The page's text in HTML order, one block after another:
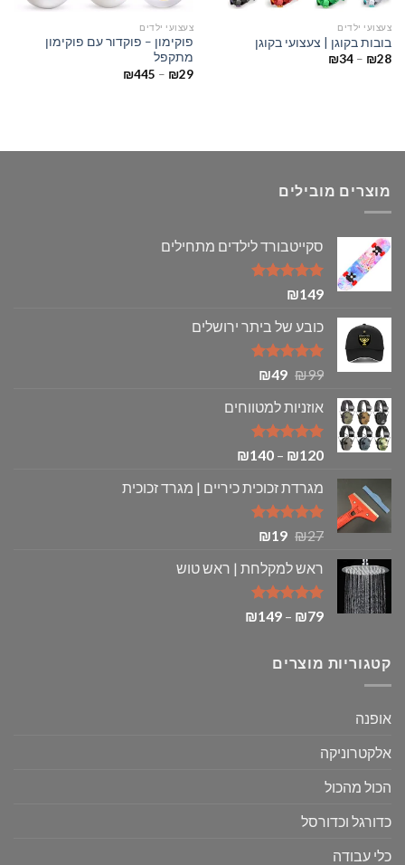
צעצועי ילדים
בובות בקוגן | צעצועי בקוגן
₪28
–
₪34
טווח
צעצועי ילדים
פוקימון – פוקדור עם פוקימון
מתקפל
₪29
–
₪445
טווח
מוצרים מובילים
סקייטבורד לילדים מתחילים
דורג5.00₪149
כובע של ביתר ירושלים
דורג 5.00 ₪99
המחיר
היה:
₪99.
₪49
המחיר
הוא:
₪49.
אוזניות למטווחים
דורג5.00₪120
–
₪140
מגרדת זכוכית כיריים | מגרד זכוכית
דורג 5.00 ₪27
המחיר
היה:
₪27.
₪19
המחיר
הוא:
₪19.
ראש למקלחת | ראש טוש
דורג
5.00
₪79
–
₪149
קטגוריות מוצרים
אופנה
אלקטרוניקה
הכול מהכול
כדורגל וכדורסל
כלי עבודה